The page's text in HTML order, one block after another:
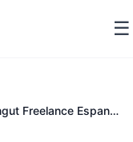
☰
Tarifa Hora Editor de Contingut Freelance Espanya 2026 | Preus Reals